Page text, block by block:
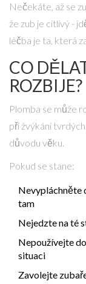
Nečekáte, až se
že zub je citlivý -
léčba je ta, která
CO
ROZBIJE?
Plomba se může
při žvýkání
důvodu věku.
Pokud se stane:
Nevypláchněte
tam
Nejedzte na té
Nepoužívejte
situaci
Zavolejte